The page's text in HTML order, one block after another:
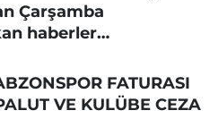
Çarşamba
haberler…
FATURASI
VE KULÜBE CEZA